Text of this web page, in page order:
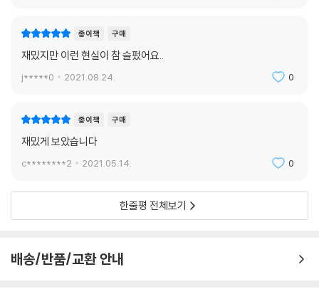
종이책 구매
재밌지만 이런 현실이 참 슬펐어요..
j*****0 2021.08.24. 0
종이책 구매
재밌게 보았습니다
c********2 2021.05.14. 0
한줄평 전체보기
배송/반품/교환 안내